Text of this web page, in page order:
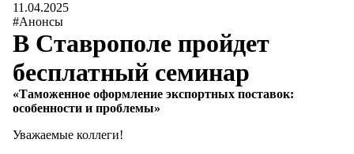
11.04.2025
#Анонсы
В Ставрополе пройдет
бесплатный семинар
«Таможенное оформление экспортных поставок:
особенности и проблемы»
Уважаемые коллеги!